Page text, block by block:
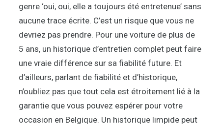
genre ‘oui, oui, elle a toujours été entretenue’ sans
aucune trace écrite. C’est un risque que vous ne
devriez pas prendre. Pour une voiture de plus de
5 ans, un historique d’entretien complet peut faire
une vraie différence sur sa fiabilité future. Et
d’ailleurs, parlant de fiabilité et d’historique,
n’oubliez pas que tout cela est étroitement lié à la
garantie que vous pouvez espérer pour votre
occasion en Belgique. Un historique limpide peut